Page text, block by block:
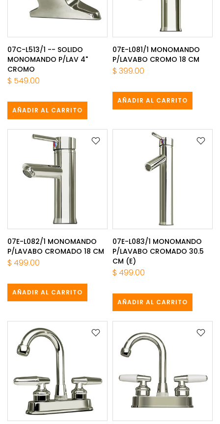
07C-L513/1 -- SOLIDO
MONOMANDO P/LAV 4"
CROMO
$ 549.00
AÑADIR AL CARRITO
07E-L081/1 MONOMANDO
P/LAVABO CROMO 18 CM
$ 399.00
AÑADIR AL CARRITO
07E-L082/1 MONOMANDO
P/LAVABO CROMADO 18 CM
$ 499.00
AÑADIR AL CARRITO
07E-L083/1 MONOMANDO
P/LAVABO CROMADO 30.5
CM (E)
$ 499.00
AÑADIR AL CARRITO